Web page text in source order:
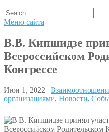
Меню сайта
В.В. Кипшидзе
Всероссийском
Конгрессе
Июн 1, 2022 |
организациями, Новости,